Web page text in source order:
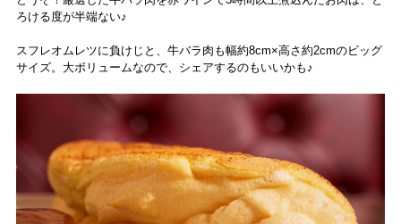
ろける度が半端ない♪
スフレオムレツに負けじと、牛バラ肉も幅約8cm×高さ約2cmのビッグ
サイズ。大ボリュームなので、シェアするのもいいかも♪